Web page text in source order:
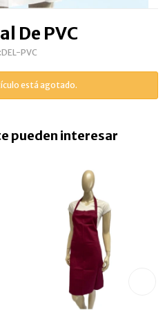
De PVC
DEL-PVC
está agotado.
pueden interesar